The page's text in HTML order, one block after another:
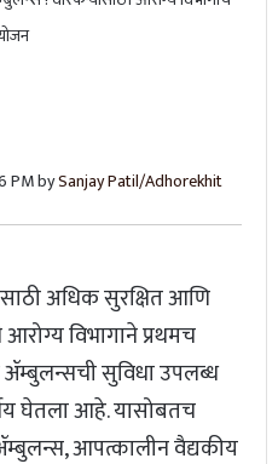
PM bySanjay Patil/Adhorekhit
अधिक सुरक्षित आणि
आरोग्य विभागाने प्रथमच
सुविधा उपलब्ध
घेतला आहे. यासोबतच
आपत्कालीन वैद्यकीय